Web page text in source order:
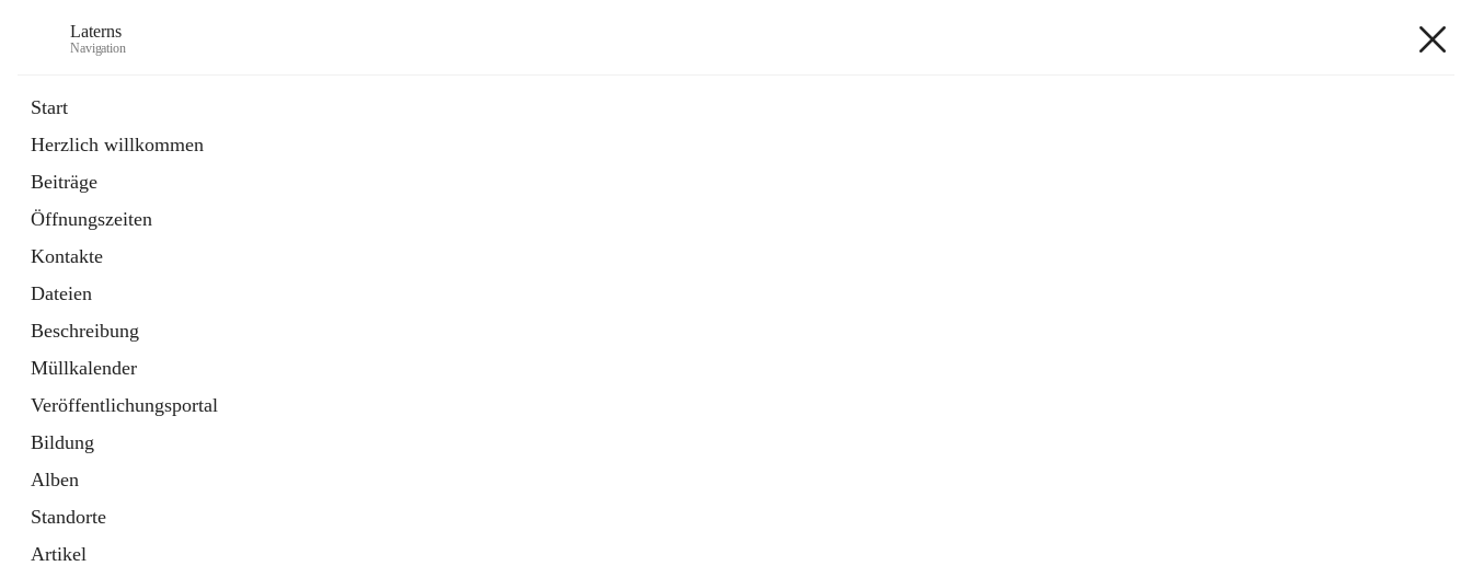
Laterns
Navigation
Start
Herzlich willkommen
Beiträge
Öffnungszeiten
Kontakte
Dateien
Beschreibung
Müllkalender
Veröffentlichungsportal
Bildung
Alben
Standorte
Artikel